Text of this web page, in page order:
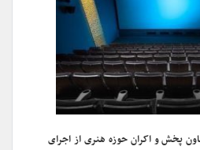
پخش و اکران حوزه هنری از اجرای